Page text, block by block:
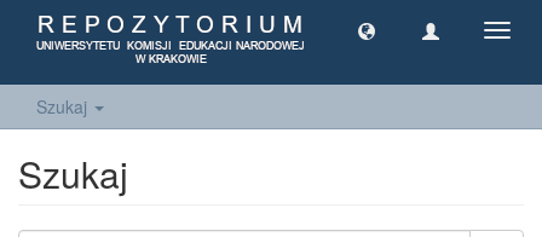
Szukaj
Szukaj